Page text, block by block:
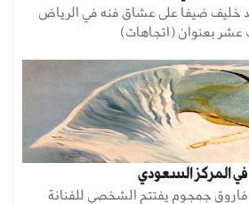
خليف ضيفا على عشاق فنه في الرياض
بعنوان (اتجاهات)
المركز السعودي
فاروق جمجوم يفتتح الشخصي للفنانة